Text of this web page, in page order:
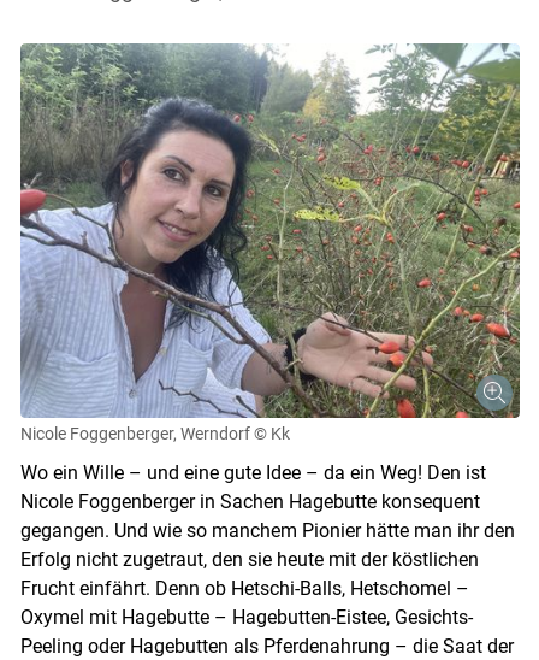
Nicole Foggenberger, Werndorf © Kk
Wo ein Wille – und eine gute Idee – da ein Weg! Den ist
Nicole Foggenberger in Sachen Hagebutte konsequent
gegangen. Und wie so manchem Pionier hätte man ihr den
Erfolg nicht zugetraut, den sie heute mit der köstlichen
Frucht einfährt. Denn ob Hetschi-Balls, Hetschomel –
Oxymel mit Hagebutte – Hagebutten-Eistee, Gesichts-
Peeling oder Hagebutten als Pferdenahrung – die Saat der